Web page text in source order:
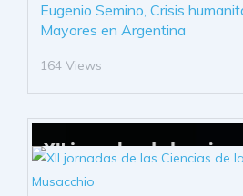
Eugenio Semino, Crisis
Mayores en Argentina
164 Views